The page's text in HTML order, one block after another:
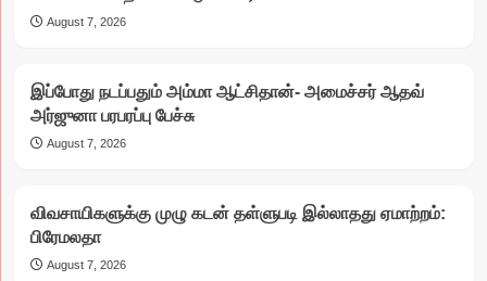
August 7, 2026
இப்போது நடப்பதும் அம்மா ஆட்சிதான்- அமைச்சர் ஆதவ்
அர்ஜுனா பரபரப்பு பேச்சு
August 7, 2026
விவசாயிகளுக்கு முழு கடன் தள்ளுபடி இல்லாதது ஏமாற்றம்:
பிரேமலதா
August 7, 2026